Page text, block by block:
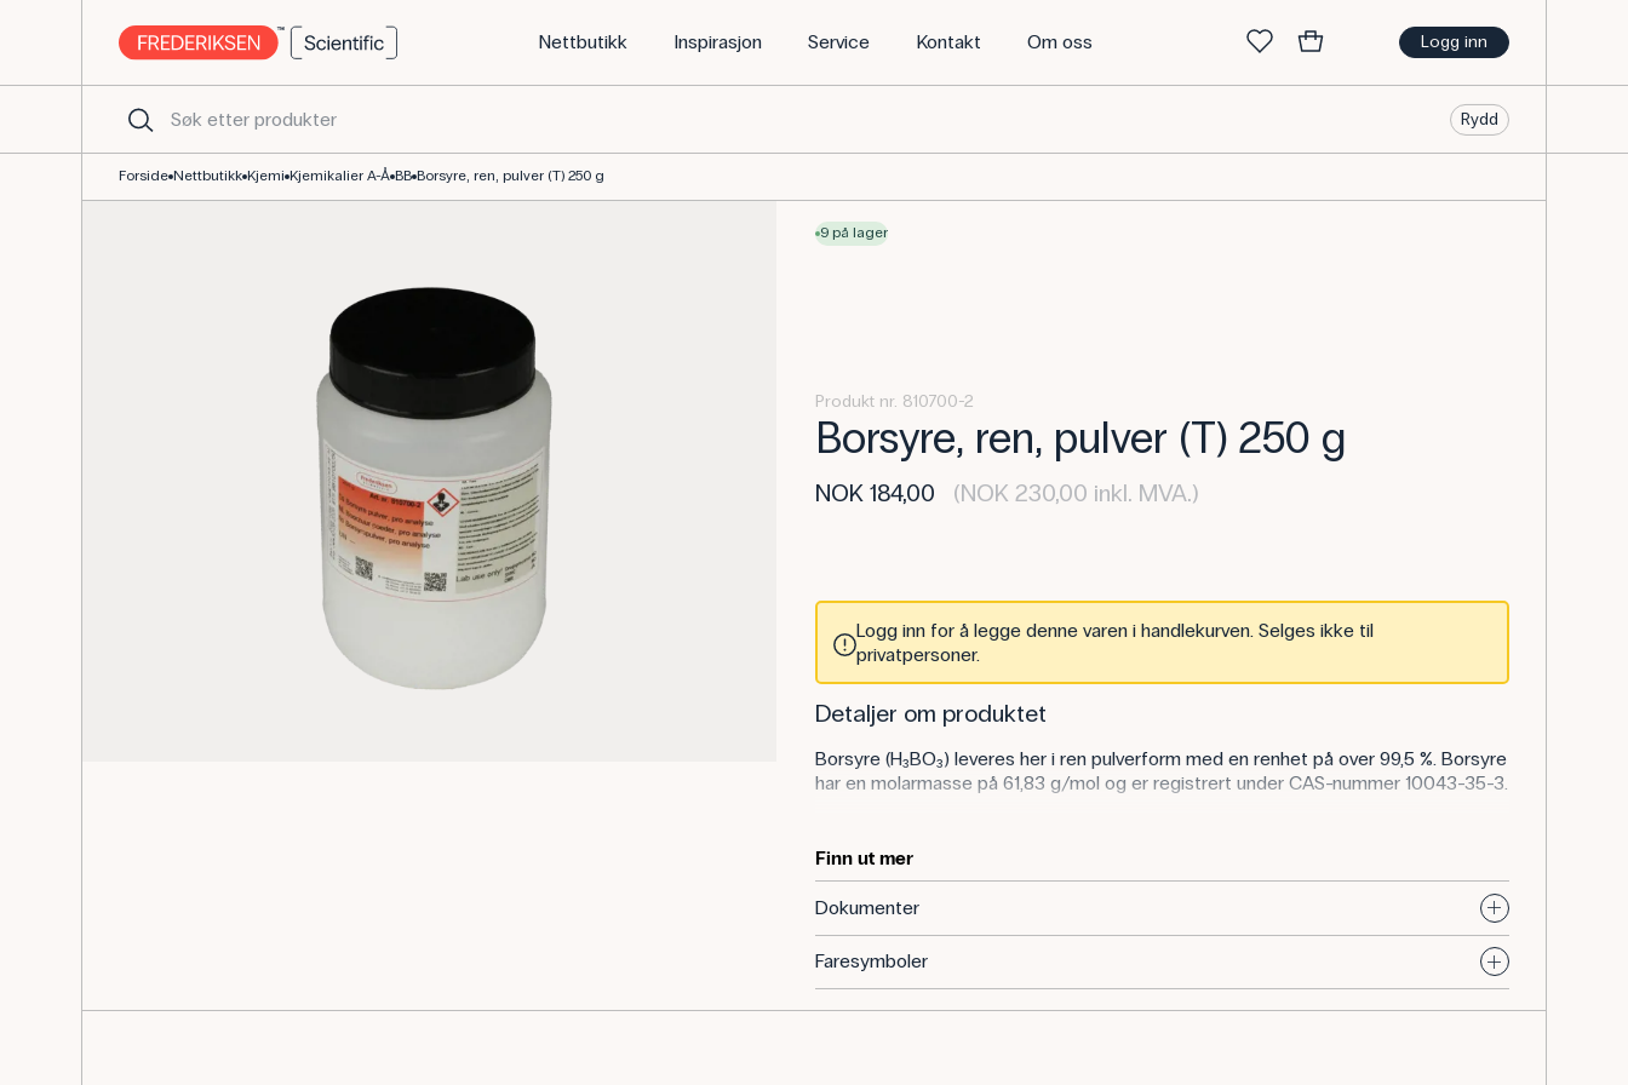
Logg inn
Nettbutikk Inspirasjon Service Kontakt Om oss
Rydd
Forside Nettbutikk Kjemi Kjemikalier A-Å BB Borsyre, ren, pulver (T) 250 g
9 på lager
Produkt nr. 810700-2
Borsyre, ren, pulver (T) 250 g
NOK 184,00 (NOK 230,00 inkl. MVA.)
Logg inn for å legge denne varen i handlekurven. Selges ikke til
privatpersoner.
Detaljer om produktet
Borsyre (H₃BO₃) leveres her i ren pulverform med en renhet på over 99,5 %. Borsyre
har en molarmasse på 61,83 g/mol og er registrert under CAS-nummer 10043-35-3.
I kjemiundervisningen kan borsyre brukes til å demonstrere syre-baseegenskaper,
TBE (tris-borat-EDTA)-buffer, som brukes i elektroforese, og på den måten knytte
undervisningen til bioteknologiske arbeidsmetoder.
I biologi inngår borsyre i DNA- og proteinanalyseøvelser der elektroforese brukes til
å separere molekyler. På denne måten får elevene innsikt i laboratorieteknikker
Finn ut mer
Dokumenter
Faresymboler